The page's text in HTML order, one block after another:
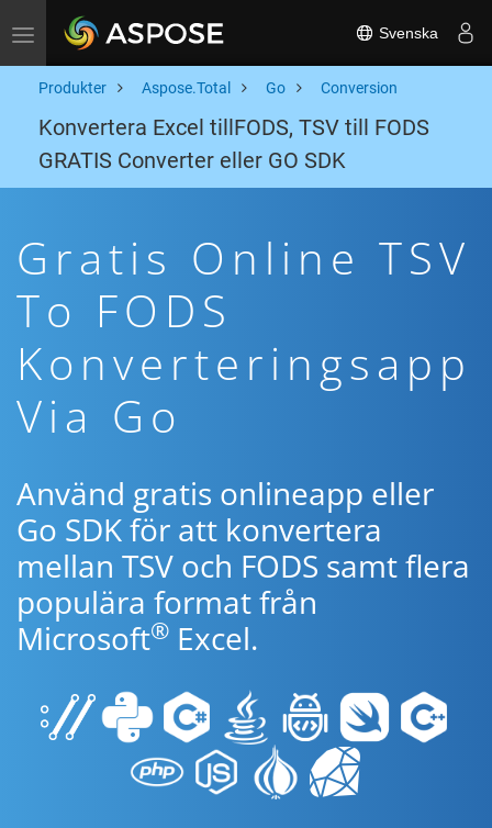
Toggle navigation Svenska
Produkter Aspose.Total Go Conversion
Konvertera Excel tillFODS, TSV till FODS
GRATIS Converter eller GO SDK
Gratis Online TSV
To FODS
Konverteringsapp
Via Go
Använd gratis onlineapp eller
Go SDK för att konvertera
mellan TSV och FODS samt flera
populära format från
Microsoft® Excel.